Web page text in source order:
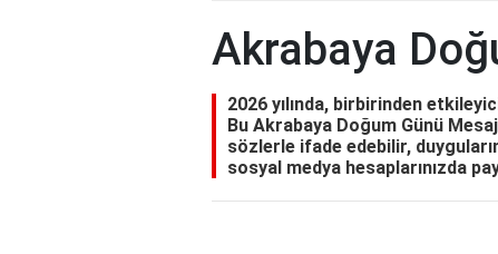
Akrabaya
2026 yılında, birbirinden
Bu Akrabaya Doğum Günü
sözlerle ifade edebilir,
sosyal medya hesaplarınızda